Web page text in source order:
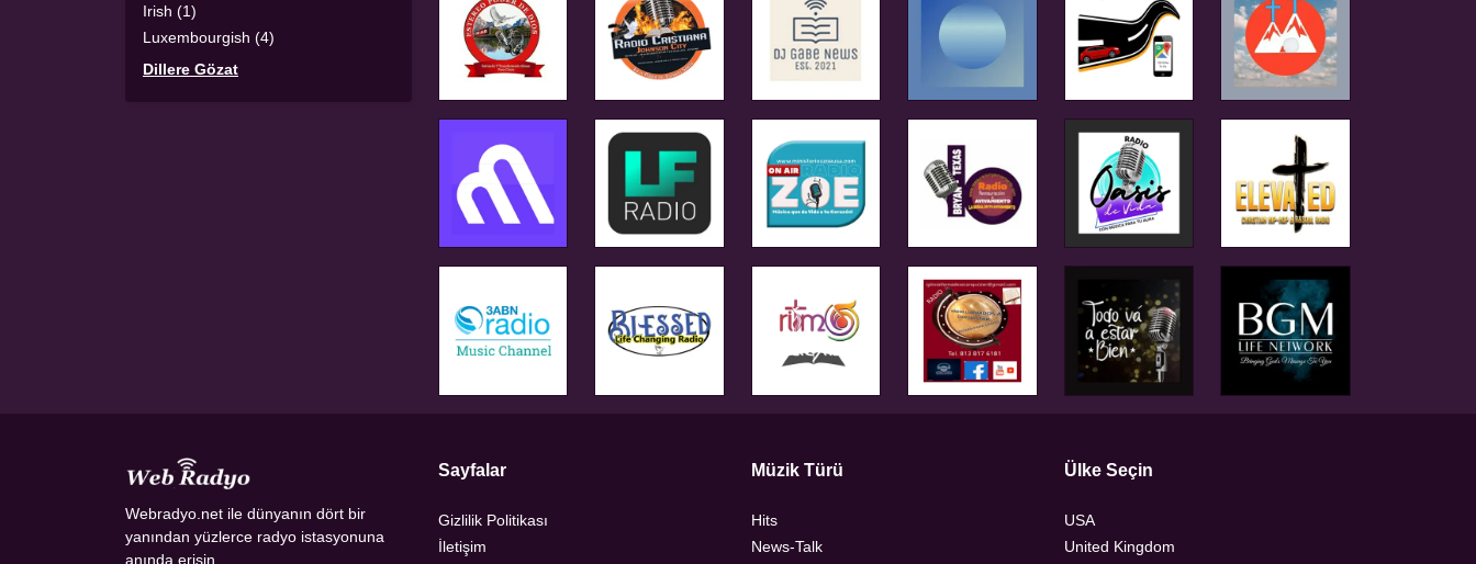
Irish (1)
Luxembourgish (4)
Dillere Gözat
Webradyo.net ile dünyanın dört bir
yanından yüzlerce radyo istasyonuna
anında erişin.
Sayfalar
Gizlilik Politikası
İletişim
Müzik Türü
Hits
News-Talk
Ülke Seçin
USA
United Kingdom